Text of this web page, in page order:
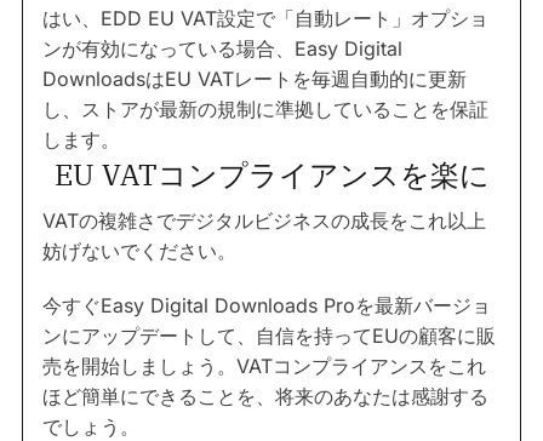
はい、EDD EU VAT設定で「自動レート」オプショ
ンが有効になっている場合、Easy Digital
DownloadsはEU VATレートを毎週自動的に更新
し、ストアが最新の規制に準拠していることを保証
します。
EU VATコンプライアンスを楽に
VATの複雑さでデジタルビジネスの成長をこれ以上
妨げないでください。
今すぐEasy Digital Downloads Proを最新バージョ
ンにアップデートして、自信を持ってEUの顧客に販
売を開始しましょう。VATコンプライアンスをこれ
ほど簡単にできることを、将来のあなたは感謝する
でしょう。